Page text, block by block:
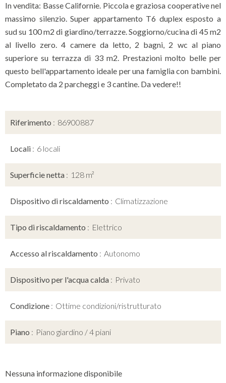
In vendita: Basse Californie. Piccola e graziosa cooperative nel
massimo silenzio. Super appartamento T6 duplex esposto a
sud su 100 m2 di giardino/terrazze. Soggiorno/cucina di 45 m2
al livello zero. 4 camere da letto, 2 bagni, 2 wc al piano
superiore su terrazza di 33 m2. Prestazioni molto belle per
questo bell'appartamento ideale per una famiglia con bambini.
Completato da 2 parcheggi e 3 cantine. Da vedere!!
Riferimento 86900887
Locali 6 locali
Superficie netta 128 m²
Dispositivo di riscaldamento Climatizzazione
Tipo di riscaldamento Elettrico
Accesso al riscaldamento Autonomo
Dispositivo per l'acqua calda Privato
Condizione Ottime condizioni/ristrutturato
Piano Piano giardino / 4 piani
Nessuna informazione disponibile